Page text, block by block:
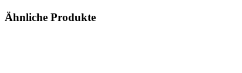
Ähnliche Produkte